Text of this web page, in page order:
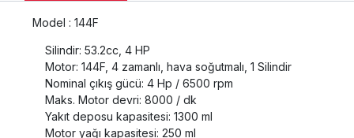
Model : 144F
Silindir: 53.2cc, 4 HP
Motor: 144F, 4 zamanlı, hava soğutmalı, 1 Silindir
Nominal çıkış gücü: 4 Hp / 6500 rpm
Maks. Motor devri: 8000 / dk
Yakıt deposu kapasitesi: 1300 ml
Motor yağı kapasitesi: 250 ml